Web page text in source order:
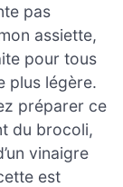
pas
assiette,
pour tous
plus légère.
préparer ce
du brocoli,
vinaigre
est